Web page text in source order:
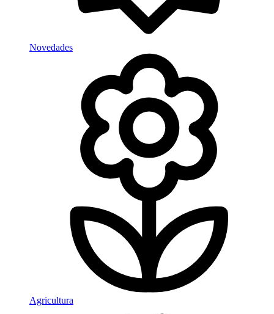
Novedades
Agricultura